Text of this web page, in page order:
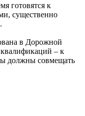
готовятся к
существенно
в Дорожной
– к
должны совмещать